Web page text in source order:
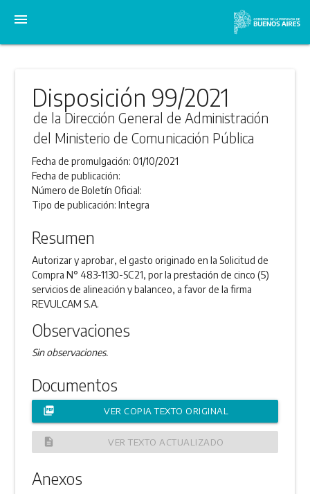
menu
Disposición 99/2021
de la Dirección General de Administración
del Ministerio de Comunicación Pública
Fecha de promulgación:01/10/2021
Fecha de publicación:
Número de Boletín Oficial:
Tipo de publicación:Integra
Resumen
Autorizar y aprobar, el gasto originado en la Solicitud de
Compra N° 483-1130-SC21, por la prestación de cinco (5)
servicios de alineación y balanceo, a favor de la firma
REVULCAM S.A.
Observaciones
Sin observaciones.
Documentos
picture_as_pdf VER COPIA TEXTO ORIGINAL
description VER TEXTO ACTUALIZADO
Anexos